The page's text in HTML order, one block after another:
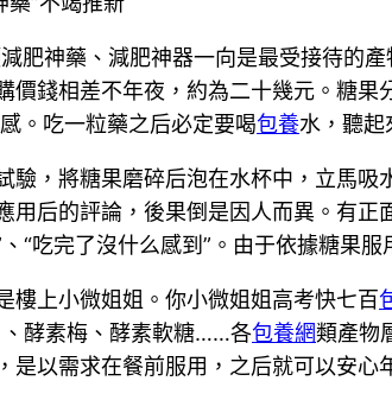
神藥、減肥神器一向是最受接待的產
價錢相差不年夜，約為二十幾元。糖
。吃一粒藥之后必定要喝包養水，聽起
，將糖果磨碎后泡在水杯中，立馬吸
用后的評論，後果倒是因人而異。有正
“吃完了沒什么感到”。由于依據糖果
樓上小微姐姐。你小微姐姐高考快七百
、酵素梅、酵素軟糖……各包養網類產物
是以需求在餐前服用，之后就可以安心